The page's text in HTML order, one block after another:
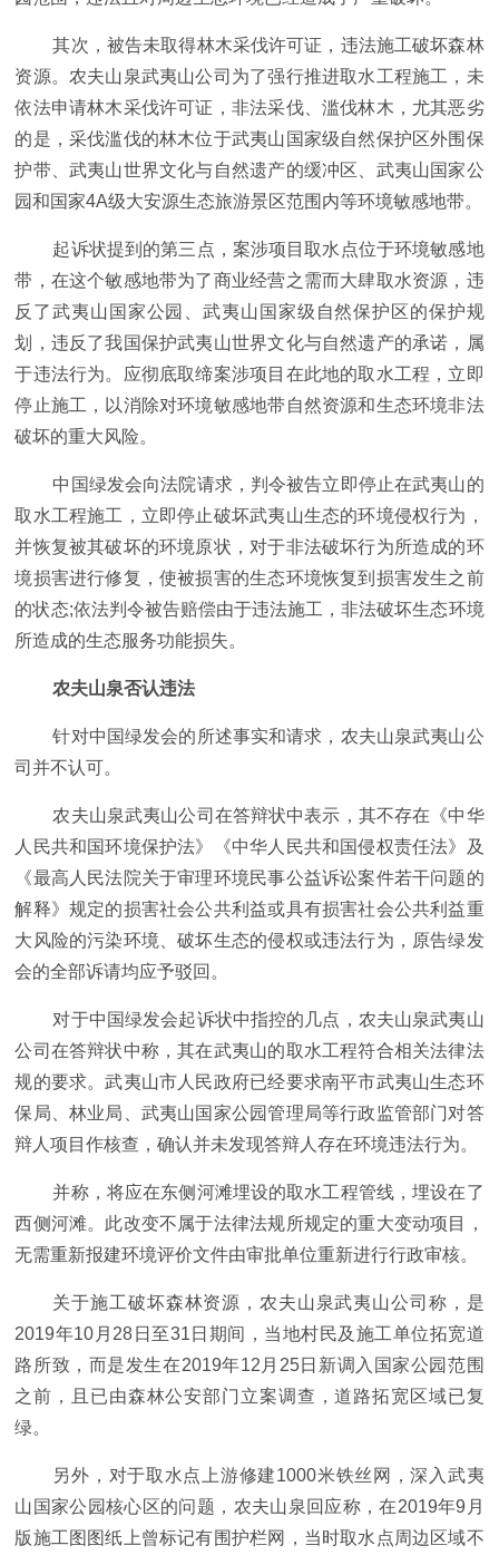
其次，被告未取得林木采伐许可证，违法施工破坏森林
资源。农夫山泉武夷山公司为了强行推进取水工程施工，未
依法申请林木采伐许可证，非法采伐、滥伐林木，尤其恶劣
的是，采伐滥伐的林木位于武夷山国家级自然保护区外围保
护带、武夷山世界文化与自然遗产的缓冲区、武夷山国家公
园和国家4A级大安源生态旅游景区范围内等环境敏感地带。
起诉状提到的第三点，案涉项目取水点位于环境敏感地
带，在这个敏感地带为了商业经营之需而大肆取水资源，违
反了武夷山国家公园、武夷山国家级自然保护区的保护规
划，违反了我国保护武夷山世界文化与自然遗产的承诺，属
于违法行为。应彻底取缔案涉项目在此地的取水工程，立即
停止施工，以消除对环境敏感地带自然资源和生态环境非法
破坏的重大风险。
中国绿发会向法院请求，判令被告立即停止在武夷山的
取水工程施工，立即停止破坏武夷山生态的环境侵权行为，
并恢复被其破坏的环境原状，对于非法破坏行为所造成的环
境损害进行修复，使被损害的生态环境恢复到损害发生之前
的状态;依法判令被告赔偿由于违法施工，非法破坏生态环境
所造成的生态服务功能损失。
农夫山泉否认违法
针对中国绿发会的所述事实和请求，农夫山泉武夷山公
司并不认可。
农夫山泉武夷山公司在答辩状中表示，其不存在《中华
人民共和国环境保护法》《中华人民共和国侵权责任法》及
《最高人民法院关于审理环境民事公益诉讼案件若干问题的
解释》规定的损害社会公共利益或具有损害社会公共利益重
大风险的污染环境、破坏生态的侵权或违法行为，原告绿发
会的全部诉请均应予驳回。
对于中国绿发会起诉状中指控的几点，农夫山泉武夷山
公司在答辩状中称，其在武夷山的取水工程符合相关法律法
规的要求。武夷山市人民政府已经要求南平市武夷山生态环
保局、林业局、武夷山国家公园管理局等行政监管部门对答
辩人项目作核查，确认并未发现答辩人存在环境违法行为。
并称，将应在东侧河滩埋设的取水工程管线，埋设在了
西侧河滩。此改变不属于法律法规所规定的重大变动项目，
无需重新报建环境评价文件由审批单位重新进行行政审核。
关于施工破坏森林资源，农夫山泉武夷山公司称，是
2019年10月28日至31日期间，当地村民及施工单位拓宽道
路所致，而是发生在2019年12月25日新调入国家公园范围
之前，且已由森林公安部门立案调查，道路拓宽区域已复
绿。
另外，对于取水点上游修建1000米铁丝网，深入武夷
山国家公园核心区的问题，农夫山泉回应称，在2019年9月
版施工图图纸上曾标记有围护栏网，当时取水点周边区域不